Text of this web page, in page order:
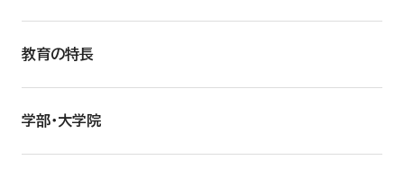
教育の特長
学部・大学院